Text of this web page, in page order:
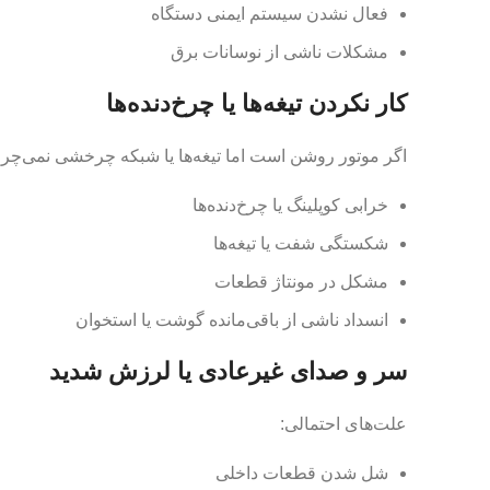
فعال نشدن سیستم ایمنی دستگاه
مشکلات ناشی از نوسانات برق
کار نکردن تیغه‌ها یا چرخ‌دنده‌ها
اگر موتور روشن است اما تیغه‌ها یا شبکه چرخشی
خرابی کوپلینگ یا چرخ‌دنده‌ها
شکستگی شفت یا تیغه‌ها
مشکل در مونتاژ قطعات
انسداد ناشی از باقی‌مانده گوشت یا استخوان
سر و صدای غیرعادی یا لرزش شدید
علت‌های احتمالی:
شل شدن قطعات داخلی